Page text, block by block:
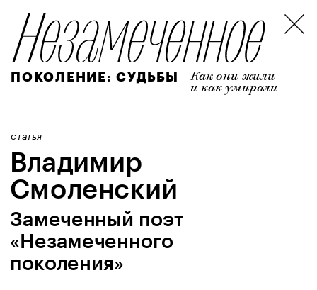
ПОКОЛЕНИЕ: СУДЬБЫ Как они жили
и как умирали
статья
Владимир
Смоленский
Замеченный поэт
«Незамеченного
поколения»